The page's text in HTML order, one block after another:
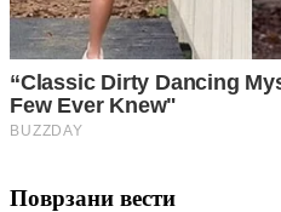
Поврзани вести